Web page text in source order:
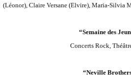
(Léonor), Claire Versane (Elvire), Maria-Silvia
“Semaine des
Concerts Rock,
“Neville